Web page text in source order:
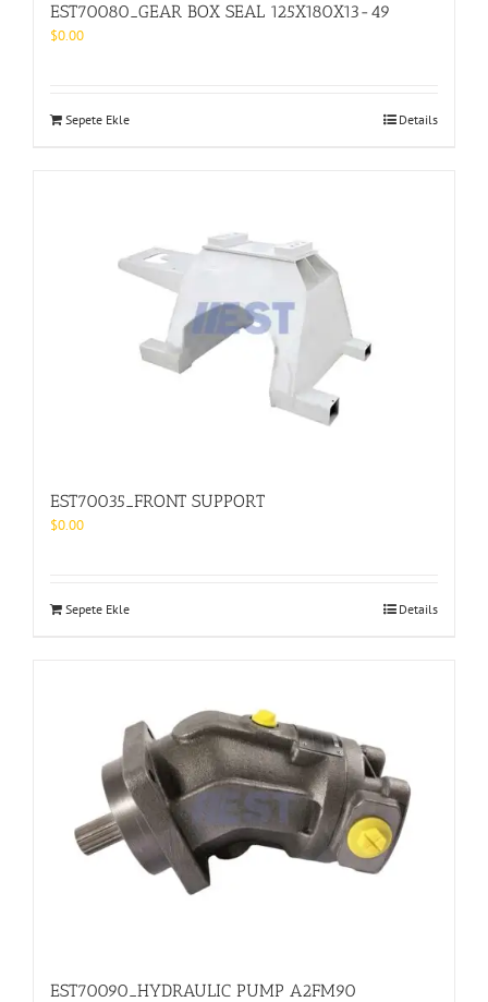
EST70080_GEAR BOX SEAL 125X180X13-49
$0.00
Sepete Ekle Details
EST70035_FRONT SUPPORT
$0.00
Sepete Ekle Details
EST70090_HYDRAULIC PUMP A2FM90